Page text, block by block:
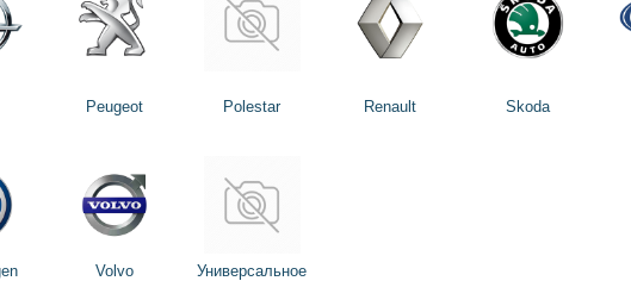
Peugeot Polestar Renault Skoda
Volvo Универсальное